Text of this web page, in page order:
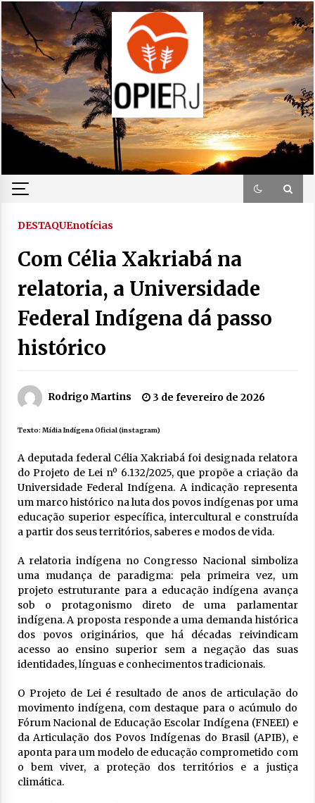
Skip
to
content
DESTAQUEnotícias
Com Célia Xakriabá na
relatoria, a Universidade
Federal Indígena dá passo
histórico
Rodrigo Martins 3 de fevereiro de 2026
Texto: Mídia Indígena Oficial (instagram)
A deputada federal Célia Xakriabá foi designada relatora
do Projeto de Lei nº 6.132/2025, que propõe a criação da
Universidade Federal Indígena. A indicação representa
um marco histórico na luta dos povos indígenas por uma
educação superior específica, intercultural e construída
a partir dos seus territórios, saberes e modos de vida.
A relatoria indígena no Congresso Nacional simboliza
uma mudança de paradigma: pela primeira vez, um
projeto estruturante para a educação indígena avança
sob o protagonismo direto de uma parlamentar
indígena. A proposta responde a uma demanda histórica
dos povos originários, que há décadas reivindicam
acesso ao ensino superior sem a negação das suas
identidades, línguas e conhecimentos tradicionais.
O Projeto de Lei é resultado de anos de articulação do
movimento indígena, com destaque para o acúmulo do
Fórum Nacional de Educação Escolar Indígena (FNEEI) e
da Articulação dos Povos Indígenas do Brasil (APIB), e
aponta para um modelo de educação comprometido com
o bem viver, a proteção dos territórios e a justiça
climática.